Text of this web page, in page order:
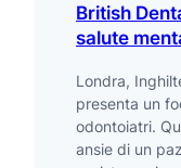
British
salute
Londra,
presenta un
odontoiatri.
ansie di un